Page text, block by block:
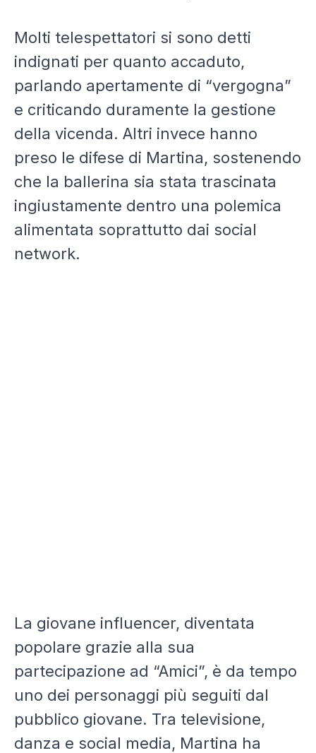
Molti telespettatori si sono detti
indignati per quanto accaduto,
parlando apertamente di “vergogna”
e criticando duramente la gestione
della vicenda. Altri invece hanno
preso le difese di Martina, sostenendo
che la ballerina sia stata trascinata
ingiustamente dentro una polemica
alimentata soprattutto dai social
network.
La giovane influencer, diventata
popolare grazie alla sua
partecipazione ad “Amici”, è da tempo
uno dei personaggi più seguiti dal
pubblico giovane. Tra televisione,
danza e social media, Martina ha